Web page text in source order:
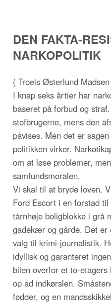
DEN FAKTA-
NARKOPOLITIK
( Troels Østerlund
I knap seks årtier har
baseret på forbud og
stofbrugerne, mens den
påvises. Men det er
politikken virker.
om at løse problemer,
samfundsmoralen.
Vi skal til at bryde loven.
Ford Escort i en forstad
tårnhøje boligblokke i grå
gadekær og gårde. Det er
valg til krimi-journalistik.
idyllisk og garanteret
bilen overfor et to-
op ad indkørslen.
fødder, og en